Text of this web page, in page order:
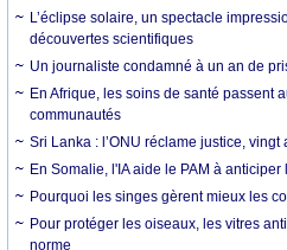
L’éclipse solaire, un spectacle
découvertes scientifiques
Un journaliste condamné à un an de
En Afrique, les soins de santé passent
communautés
Sri Lanka : l’ONU réclame justice,
En Somalie, l'IA aide le PAM à
Pourquoi les singes gèrent mieux les
Pour protéger les oiseaux, les vitres
norme